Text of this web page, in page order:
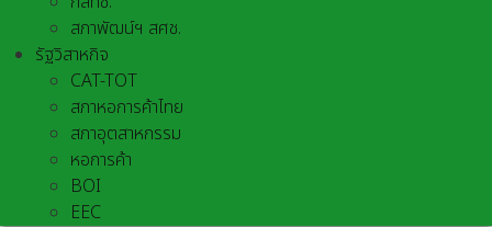
สภาพัฒน์ฯ สศช.
รัฐวิสาหกิจ
CAT-TOT
สภาหอการค้าไทย
สภาอุตสาหกรรม
หอการค้า
BOI
EEC